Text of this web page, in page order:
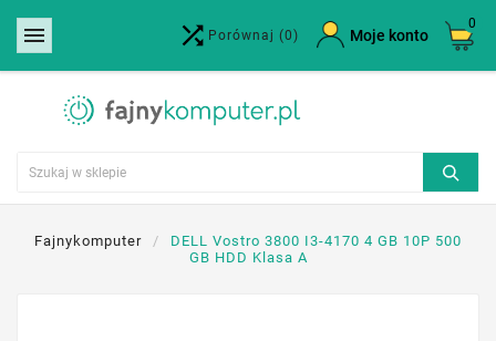
  Porównaj (0) Moje konto
0
Fajnykomputer
DELL Vostro 3800 I3-4170 4 GB 10P 500
GB HDD Klasa A
Utwórz listę życzeń ×
Nazwa listy życzeń
Anuluj Utwórz listę życzeń